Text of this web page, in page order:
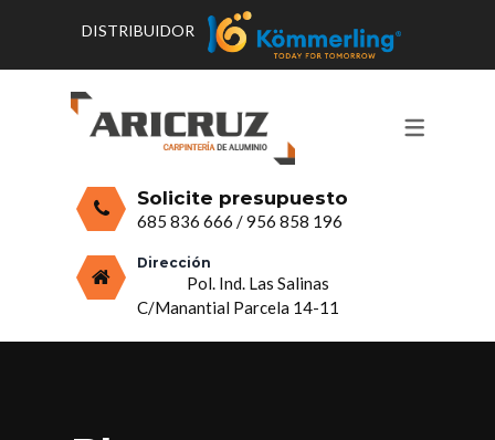
PRODUCTOS
PUERTAS, VENTANAS Y
CERRAMIENTOS, PORCHES Y TECHOS
ALUMINIO
CONTACTO Y HORARIOS
PRESUPUESTO
DISTRIBUIDOR
Solicite presupuesto
685 836 666 /956 858 196
Dirección
Pol. Ind. Las Salinas
C/Manantial Parcela 14-11